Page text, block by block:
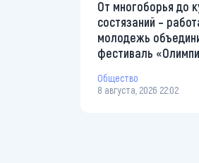
От многоборья до
состязаний –
молодежь
фестиваль
Общество
8 августа, 2026 22:02